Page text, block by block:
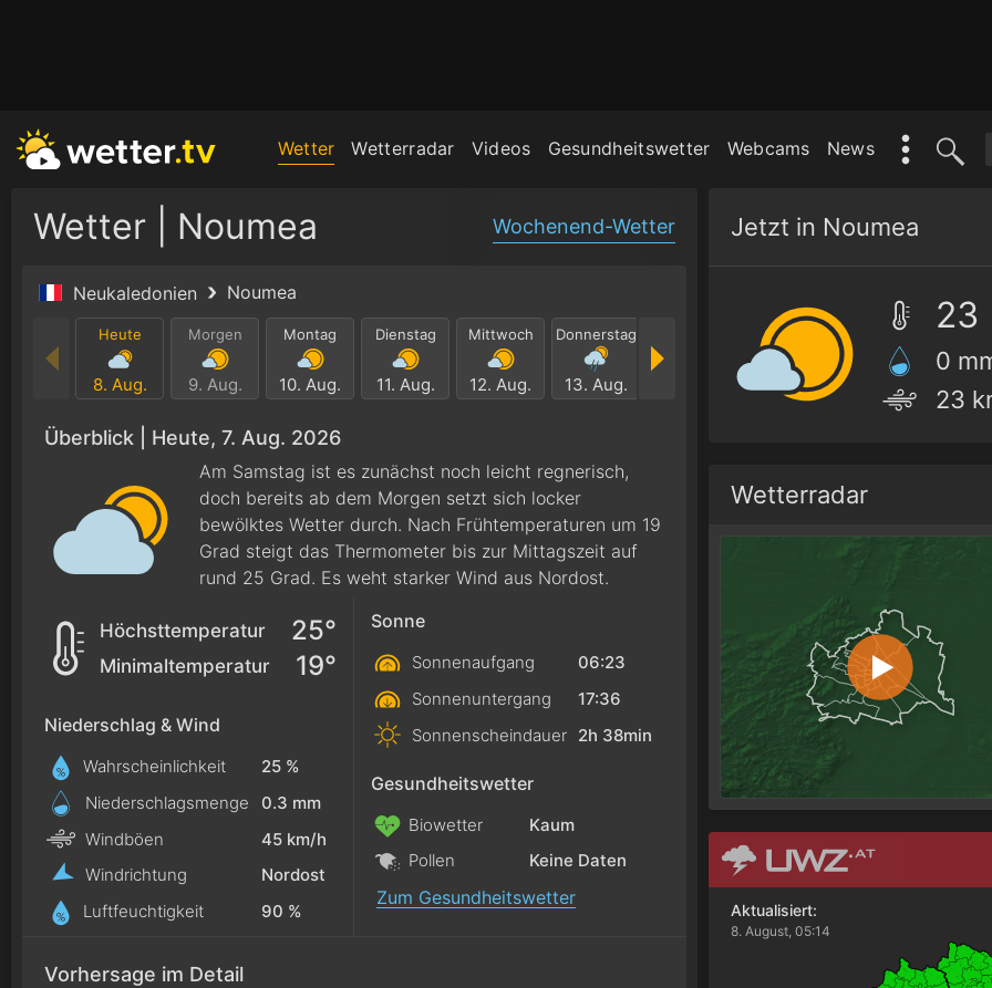
Wetter Wetterradar Videos Gesundheitswetter Webcams News
Wetter | Noumea Wochenend-Wetter
Neukaledonien Noumea
Heute
8. Aug.
Morgen
9. Aug.
Montag
10. Aug.
Dienstag
11. Aug.
Mittwoch
12. Aug.
Donnerstag
13. Aug.
Samstag
15. Aug.
Sonntag
16. Aug.
Überblick | Heute, 7. Aug. 2026
Am Samstag ist es zunächst noch leicht regnerisch,
doch bereits ab dem Morgen setzt sich locker
bewölktes Wetter durch. Nach Frühtemperaturen um 19
Grad steigt das Thermometer bis zur Mittagszeit auf
rund 25 Grad. Es weht starker Wind aus Nordost.
Höchsttemperatur 25°
Minimaltemperatur 19°
Niederschlag & Wind
Wahrscheinlichkeit
25 %
Niederschlagsmenge
0.3 mm
Windböen
45 km/h
Windrichtung
Nordost
Luftfeuchtigkeit
90 %
Sonne
Sonnenaufgang
06:23
Sonnenuntergang
17:36
Sonnenscheindauer 2h 38min
Gesundheitswetter
Biowetter
Kaum
Pollen
Keine Daten
Zum Gesundheitswetter
Vorhersage im Detail
Jetzt in Noumea
23
0
23
Wetterradar
Aktualisiert:
8. August, 05:14